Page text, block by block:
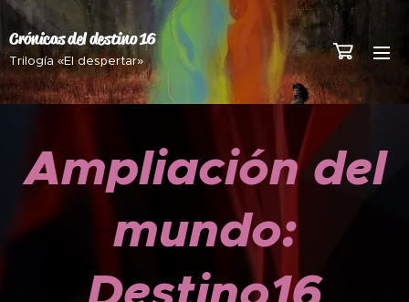
Crónicas del destino 16
Trilogía «El despertar»
Ampliación del
mundo: